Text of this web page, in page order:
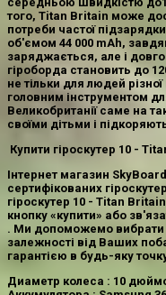
того, Titan Britain може
потреби частої
об'ємом 44 000 mAh,
заряджається, але і
гіроборда становить до
не тільки для людей
головним інструментом
Великобританії саме на
своїми дітьми і
Купити гіроскутер 10 -
Інтернет магазин
сертифікованих
гіроскутер 10 - Titan Britain
кнопку «купити» або
. Ми допоможемо вибрати
залежності від Ваших
гарантією в будь-яку
Диаметр колеса : 10